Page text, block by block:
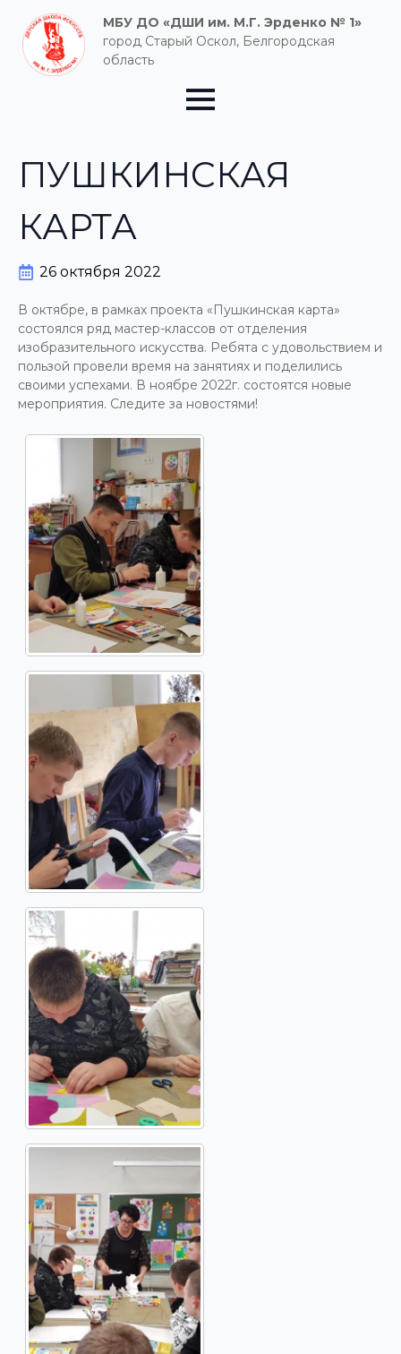
МБУ ДО «ДШИ им. М.Г. Эрденко № 1»
город Старый Оскол, Белгородская
область
ПУШКИНСКАЯ
КАРТА
26 октября 2022
В октябре, в рамках проекта «Пушкинская карта»
состоялся ряд мастер-классов от отделения
изобразительного искусства. Ребята с удовольствием и
пользой провели время на занятиях и поделились
своими успехами. В ноябре 2022г. состоятся новые
мероприятия. Следите за новостями!